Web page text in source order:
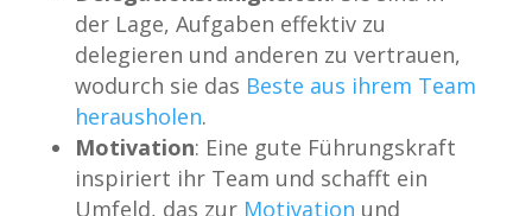
der Lage, Aufgaben effektiv zu
delegieren und anderen zu vertrauen,
wodurch sie das Beste aus ihrem Team
herausholen.
Motivation: Eine gute Führungskraft
inspiriert ihr Team und schafft ein
Umfeld, das zur Motivation und